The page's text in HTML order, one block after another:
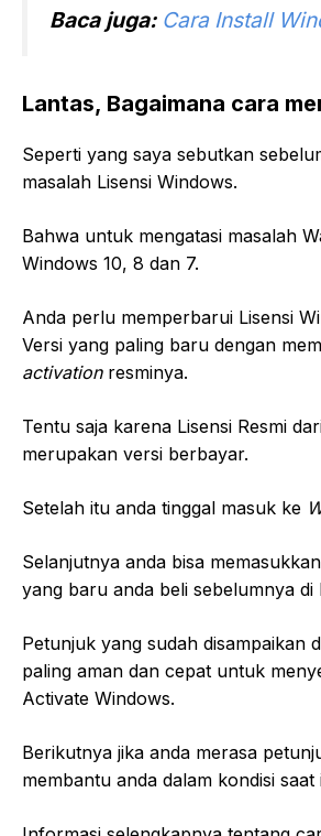
Baca juga: Cara Install
Lantas, Bagaimana cara
Seperti yang saya sebutkan
masalah Lisensi Windows.
Bahwa untuk mengatasi masalah
Windows 10, 8 dan 7.
Anda perlu memperbarui Lisensi
Versi yang paling baru dengan
activationresminya.
Tentu saja karena Lisensi Resmi
merupakan versi berbayar.
Setelah itu anda tinggal masuk ke
Selanjutnya anda bisa memasukkan
yang baru anda beli sebelumnya di
Petunjuk yang sudah disampaikan
paling aman dan cepat untuk
Activate Windows.
Berikutnya jika anda merasa
membantu anda dalam kondisi saat